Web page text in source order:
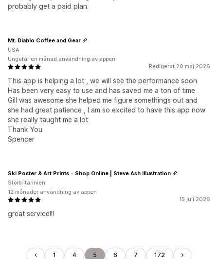
probably get a paid plan.
Redigerat 20 maj 2026
This app is helping a lot , we will see the performance soon
Has been very easy to use and has saved me a ton of time
Gill was awesome she helped me figure somethings out and
she had great patience , I am so excited to have this app now
she really taught me a lot
Thank You
Spencer
Mt. Diablo Coffee and Gear
USA
Ungefär en månad användning av appen
15 juli 2026
great service!!!
Ski Poster & Art Prints - Shop Online | Steve Ash Illustration
Storbritannien
12 månader användning av appen
1 4 5 6 7 172